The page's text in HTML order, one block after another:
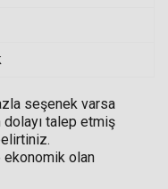
seşenek varsa
talep etmiş
olan